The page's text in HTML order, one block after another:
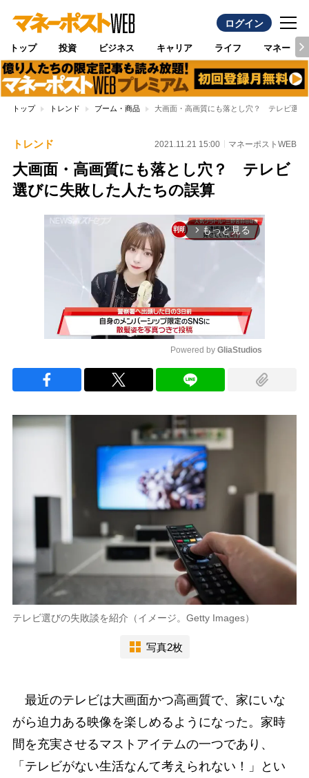
ログイン
トップ 投資 ビジネス キャリア ライフ マネー
トップ トレンド ブーム・商品 大画面・高画質にも落とし穴？ テレビ選び
トレンド 2021.11.21 15:00 マネーポストWEB
大画面・高画質にも落とし穴？ テレビ
選びに失敗した人たちの誤算
arrow_forward_ios もっと見る
Powered by GliaStudios
テレビ選びの失敗談を紹介（イメージ。Getty Images）
写真2枚
最近のテレビは大画面かつ高画質で、家にいな
がら迫力ある映像を楽しめるようになった。家時
間を充実させるマストアイテムの一つであり、
「テレビがない生活なんて考えられない！」とい